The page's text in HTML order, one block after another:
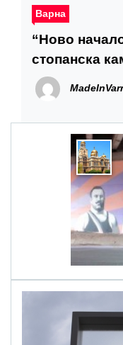
Варна
“Ново
стопанска